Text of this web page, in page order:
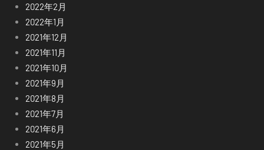
2022年2月
2022年1月
2021年12月
2021年11月
2021年10月
2021年9月
2021年8月
2021年7月
2021年6月
2021年5月